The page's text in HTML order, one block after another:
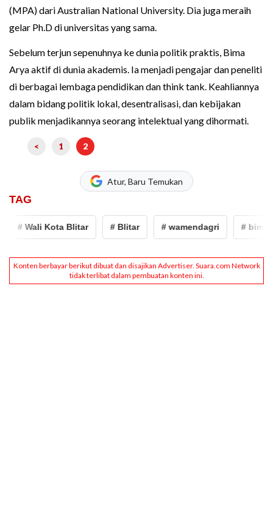
(MPA) dari Australian National University. Dia juga meraih
gelar Ph.D di universitas yang sama.
Sebelum terjun sepenuhnya ke dunia politik praktis, Bima
Arya aktif di dunia akademis. Ia menjadi pengajar dan peneliti
di berbagai lembaga pendidikan dan think tank. Keahliannya
dalam bidang politik lokal, desentralisasi, dan kebijakan
publik menjadikannya seorang intelektual yang dihormati.
< 1 2
Atur, Baru Temukan
TAG
# Wali Kota Blitar # Blitar # wamendagri # bima